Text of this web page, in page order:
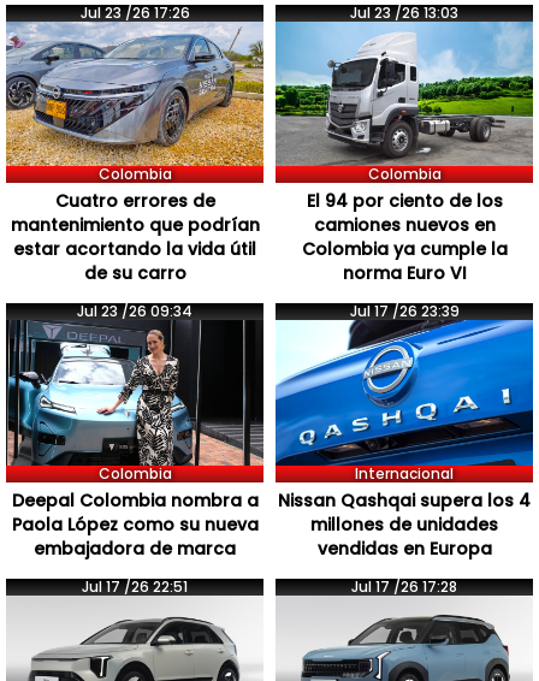
Jul 23 /26 17:26
Colombia
Cuatro errores de
mantenimiento que podrían
estar acortando la vida útil
de su carro
Jul 23 /26 13:03
Colombia
El 94 por ciento de los
camiones nuevos en
Colombia ya cumple la
norma Euro VI
Jul 23 /26 09:34
Colombia
Deepal Colombia nombra a
Paola López como su nueva
embajadora de marca
Jul 17 /26 23:39
Internacional
Nissan Qashqai supera los 4
millones de unidades
vendidas en Europa
Jul 17 /26 22:51 Jul 17 /26 17:28